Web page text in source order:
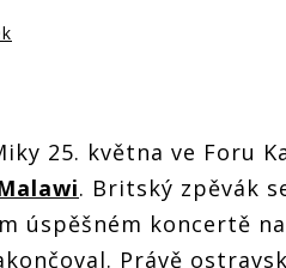
25. května ve Foru
. Britský zpěvák
úspěšném koncertě
Právě